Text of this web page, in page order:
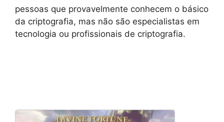
pessoas que provavelmente conhecem o básico
da criptografia, mas não são especialistas em
tecnologia ou profissionais de criptografia.